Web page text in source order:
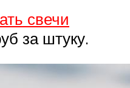
свечи
за штуку.